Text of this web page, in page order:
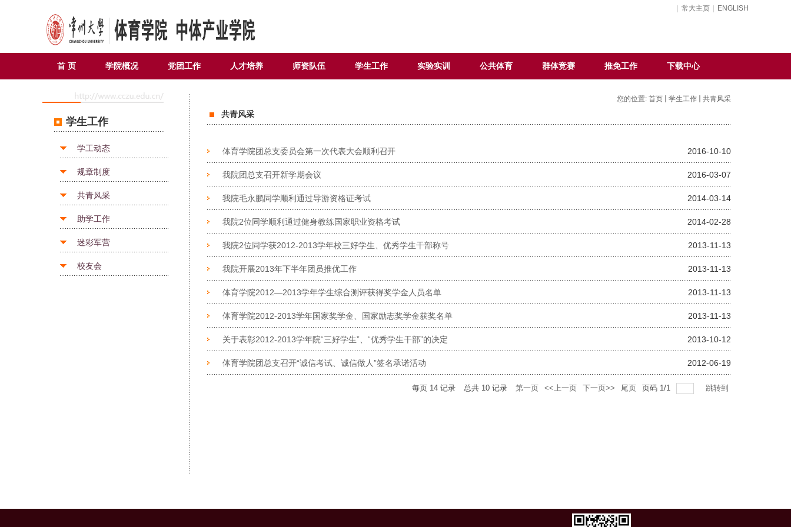
常大主页 ENGLISH
首 页 学院概况 党团工作 人才培养 师资队伍 学生工作 实验实训 公共体育 群体竞赛 推免工作 下载中心
学生工作
学工动态
规章制度
共青风采
助学工作
迷彩军营
校友会
您的位置: 首页 学生工作 共青风采
共青风采
体育学院团总支委员会第一次代表大会顺利召开 2016-10-10
我院团总支召开新学期会议 2016-03-07
我院毛永鹏同学顺利通过导游资格证考试 2014-03-14
我院2位同学顺利通过健身教练国家职业资格考试 2014-02-28
我院2位同学获2012-2013学年校三好学生、优秀学生干部称号 2013-11-13
我院开展2013年下半年团员推优工作 2013-11-13
体育学院2012—2013学年学生综合测评获得奖学金人员名单 2013-11-13
体育学院2012-2013学年国家奖学金、国家励志奖学金获奖名单 2013-11-13
关于表彰2012-2013学年院“三好学生”、“优秀学生干部”的决定 2013-10-12
体育学院团总支召开“诚信考试、诚信做人”签名承诺活动 2012-06-19
每页 14 记录 总共 10 记录 第一页 <<上一页 下一页>> 尾页 页码 1/1 跳转到